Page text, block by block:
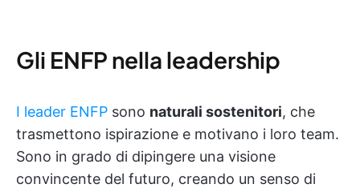
Gli ENFP nella leadership
I leader ENFP sono naturali sostenitori, che
trasmettono ispirazione e motivano i loro team.
Sono in grado di dipingere una visione
convincente del futuro, creando un senso di